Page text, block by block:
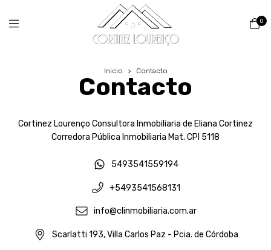
0
Inicio > Contacto
Contacto
Cortinez Lourenço Consultora Inmobiliaria de Eliana Cortinez
Corredora Pública Inmobiliaria Mat. CPI 5118
5493541559194
+5493541568131
info@clinmobiliaria.com.ar
Scarlatti 193, Villa Carlos Paz - Pcia. de Córdoba